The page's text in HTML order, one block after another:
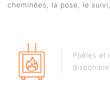
cheminées, la pose, le
Poêles et